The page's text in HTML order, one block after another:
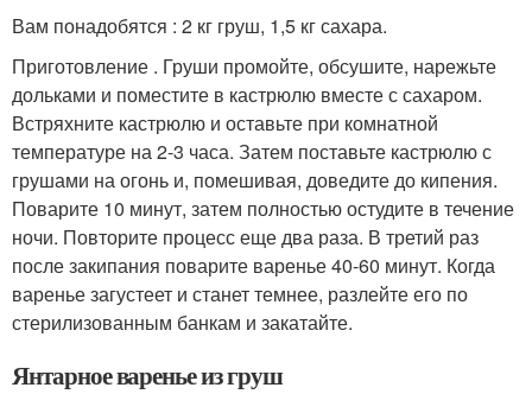
Вам понадобятся : 2 кг груш, 1,5 кг сахара.
Приготовление . Груши промойте, обсушите, нарежьте
дольками и поместите в кастрюлю вместе с сахаром.
Встряхните кастрюлю и оставьте при комнатной
температуре на 2-3 часа. Затем поставьте кастрюлю с
грушами на огонь и, помешивая, доведите до кипения.
Поварите 10 минут, затем полностью остудите в течение
ночи. Повторите процесс еще два раза. В третий раз
после закипания поварите варенье 40-60 минут. Когда
варенье загустеет и станет темнее, разлейте его по
стерилизованным банкам и закатайте.
Янтарное варенье из груш